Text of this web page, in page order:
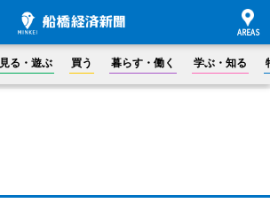
見る・遊ぶ 買う 暮らす・働く 学ぶ・知る